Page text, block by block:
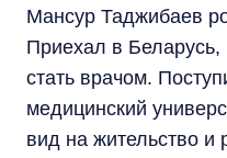
Мансур Таджибаев
Приехал в Беларусь,
стать врачом.
медицинский
вид на жительство